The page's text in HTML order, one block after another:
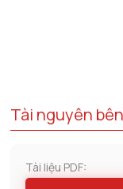
Tài nguyên
Tài liệu PDF: